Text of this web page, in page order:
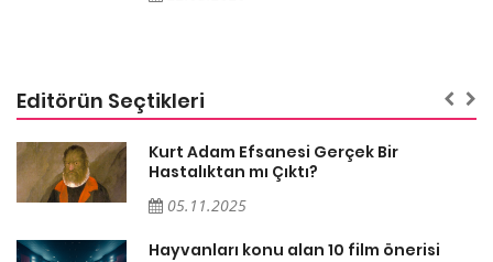
Editörün Seçtikleri
Kurt Adam Efsanesi Gerçek Bir
Hastalıktan mı Çıktı?
05.11.2025
Hayvanları konu alan 10 film önerisi